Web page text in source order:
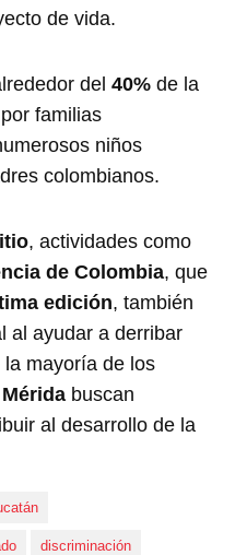
de vida.
del40% de la
familias
niños
colombianos.
, actividades como
de Colombia, que
edición, también
al ayudar a derribar
mayoría de los
Mérida buscan
al desarrollo de la
discriminación